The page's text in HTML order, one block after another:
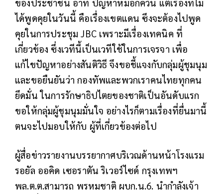
ของประชาชน อาทิ ปัญหาหมอกควัน แต่เรื่องที่ไม่
ได้พูดคุยในวันนี้ คือเรื่องเขตแดน ซึงจะต้องไปพูด
คุยในการประชุม JBC เพราะมีเรื่องเทคนิค ที่
เกี่ยวข้อง ซึ่งเวทีนี้เป็นเวทีใช้ในการเจรจา เพื่อ
แก้ไขปัญหาอย่างสันติวิธี จึงขอชี้แจงกับกลุ่มผู้ชุมนุม
และขอยืนยันว่า กองทัพและพวกเราคนไทยทุกคน
ยึดมั่น ในการรักษาธิปไตยของชาติเป็นอันดับแรก
ขอให้กลุ่มผู้ชุมนุมมั่นใจ อย่างไรก็ตามเรื่องที่ยื่นมานี้
ตนจะไปมอบให้กับ ผู้ที่เกี่ยวข้องต่อไป
ผู้สื่อข่าวรายงานบรรยากาศบริเวณด้านหน้าโรงแรม
รอยัล ออคิด เซอราตัน ริเวอร์ไซด์ กรุงเทพฯ
พล.ต.ต.สามารถ พรหมชาติ ผบก.น.6. นำกำลังเจ้า